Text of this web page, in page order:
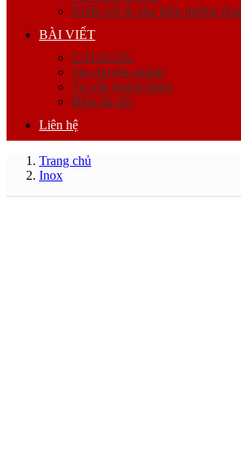
Khớp nối & phụ kiện đường ống
BÀI VIẾT
CATALOG
Tin chuyên ngành
Tư vấn khách hàng
Blog tin tức
Liên hệ
Trang chủ
Inox